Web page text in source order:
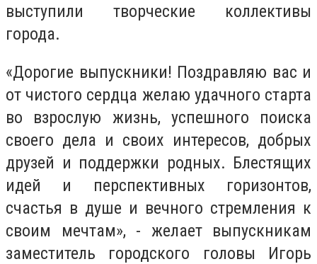
выступили творческие коллективы
города.
«Дорогие выпускники! Поздравляю вас и
от чистого сердца желаю удачного старта
во взрослую жизнь, успешного поиска
своего дела и своих интересов, добрых
друзей и поддержки родных. Блестящих
идей и перспективных горизонтов,
счастья в душе и вечного стремления к
своим мечтам», - желает выпускникам
заместитель городского головы Игорь